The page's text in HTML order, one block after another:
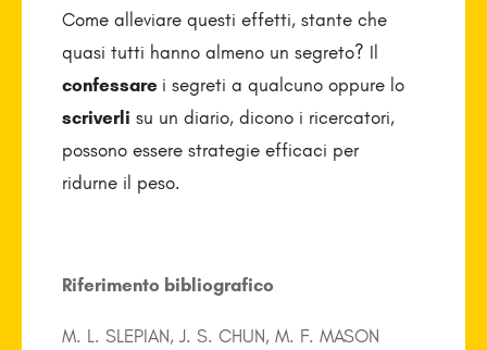
Come alleviare questi effetti, stante che
quasi tutti hanno almeno un segreto? Il
confessare i segreti a qualcuno oppure lo
scriverli su un diario, dicono i ricercatori,
possono essere strategie efficaci per
ridurne il peso.
Riferimento bibliografico
M. L. SLEPIAN, J. S. CHUN, M. F. MASON